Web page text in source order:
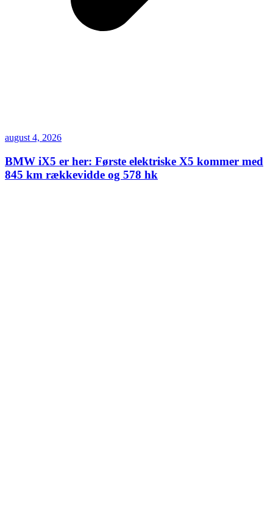
august 4, 2026
BMW iX5 er her: Første elektriske X5 kommer med
845 km rækkevidde og 578 hk